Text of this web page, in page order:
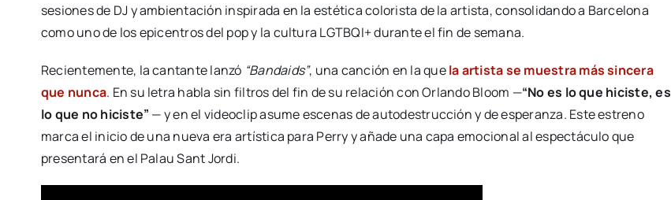
sesiones de DJ y ambientación inspirada en la estética colorista de la artista, consolidando a Barcelona
como uno de los epicentros del pop y la cultura LGTBQI+ durante el fin de semana.
Recientemente, la cantante lanzó “Bandaids”, una canción en la quela artista se muestra más sincera
que nunca. En su letra habla sin filtros del fin de su relación con Orlando Bloom —“No es lo que hiciste, es
lo que no hiciste” — y en el videoclip asume escenas de autodestrucción y de esperanza. Este estreno
marca el inicio de una nueva era artística para Perry y añade una capa emocional al espectáculo que
presentará en el Palau Sant Jordi.